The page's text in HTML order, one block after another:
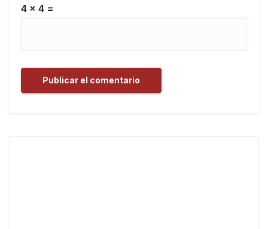
4 × 4 =